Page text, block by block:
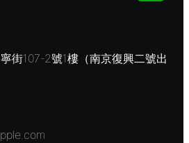
街107-2號1樓（南京復興二號出